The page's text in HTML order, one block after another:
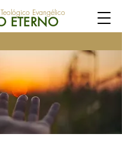
Evangélico
ETERNO